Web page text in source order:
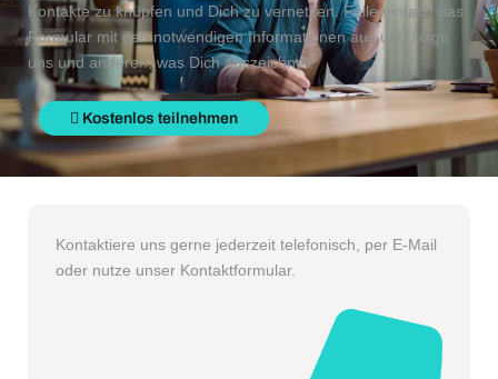
Kontakte zu knüpfen und Dich zu vernetzen. Fülle einfach das
Formular mit den notwendigen Informationen aus und zeige
uns und anderen, was Dich auszeichnet!
Kostenlos teilnehmen
Kontaktiere uns gerne jederzeit telefonisch, per E-Mail
oder nutze unser Kontaktformular.